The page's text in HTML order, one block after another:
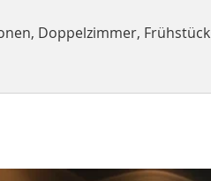
Doppelzimmer, Frühstück